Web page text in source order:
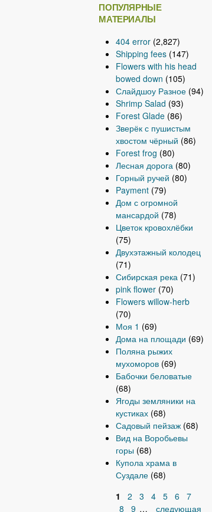
ПОПУЛЯРНЫЕ
МАТЕРИАЛЫ
404 error (2,827)
Shipping fees (147)
Flowers with his head
bowed down (105)
Слайдшоу Разное (94)
Shrimp Salad (93)
Forest Glade (86)
Зверёк с пушистым
хвостом чёрный (86)
Forest frog (80)
Лесная дорога (80)
Горный ручей (80)
Payment (79)
Дом с огромной
мансардой (78)
Цветок кровохлёбки
(75)
Двухэтажный колодец
(71)
Сибирская река (71)
pink flower (70)
Flowers willow-herb
(70)
Моя 1 (69)
Дома на площади (69)
Поляна рыжих
мухоморов (69)
Бабочки беловатые
(68)
Ягоды земляники на
кустиках (68)
Садовый пейзаж (68)
Вид на Воробьевы
горы (68)
Купола храма в
Суздале (68)
1 2 3 4 5 6
7
8
9 … следующая